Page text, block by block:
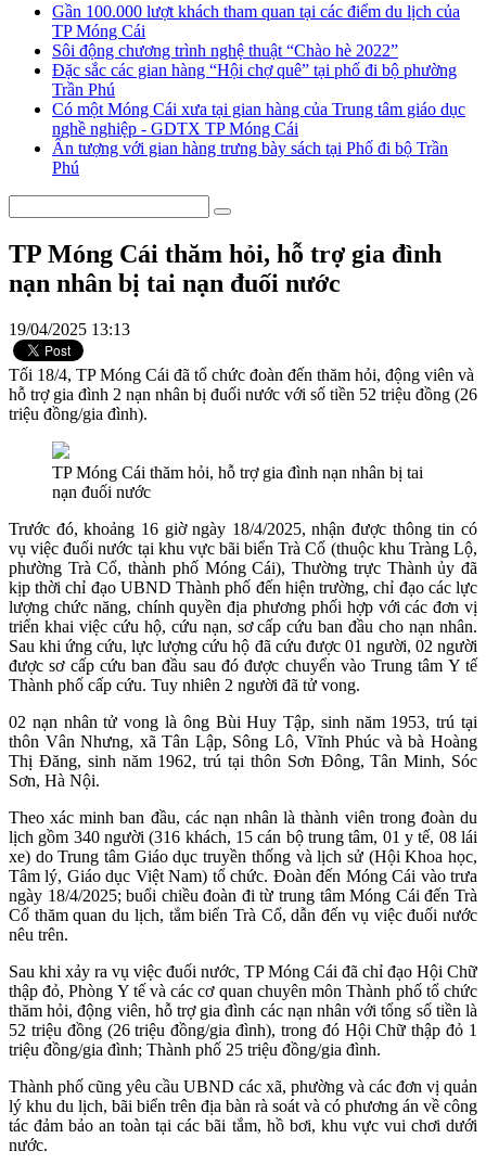
Gần 100.000 lượt khách tham quan tại các điểm du lịch của
TP Móng Cái
Sôi động chương trình nghệ thuật “Chào hè 2022”
Đặc sắc các gian hàng “Hội chợ quê” tại phố đi bộ phường
Trần Phú
Có một Móng Cái xưa tại gian hàng của Trung tâm giáo dục
nghề nghiệp - GDTX TP Móng Cái
Ấn tượng với gian hàng trưng bày sách tại Phố đi bộ Trần
Phú
TP Móng Cái thăm hỏi, hỗ trợ gia đình
nạn nhân bị tai nạn đuối nước
19/04/2025 13:13
Tối 18/4, TP Móng Cái đã tổ chức đoàn đến thăm hỏi, động viên và
hỗ trợ gia đình 2 nạn nhân bị đuối nước với số tiền 52 triệu đồng (26
triệu đồng/gia đình).
TP Móng Cái thăm hỏi, hỗ trợ gia đình nạn nhân bị tai
nạn đuối nước
Trước đó, khoảng 16 giờ ngày 18/4/2025, nhận được thông tin có
vụ việc đuối nước tại khu vực bãi biển Trà Cổ (thuộc khu Tràng Lộ,
phường Trà Cổ, thành phố Móng Cái), Thường trực Thành ủy đã
kịp thời chỉ đạo UBND Thành phố đến hiện trường, chỉ đạo các lực
lượng chức năng, chính quyền địa phương phối hợp với các đơn vị
triển khai việc cứu hộ, cứu nạn, sơ cấp cứu ban đầu cho nạn nhân.
Sau khi ứng cứu, lực lượng cứu hộ đã cứu được 01 người, 02 người
được sơ cấp cứu ban đầu sau đó được chuyển vào Trung tâm Y tế
Thành phố cấp cứu. Tuy nhiên 2 người đã tử vong.
02 nạn nhân tử vong là ông Bùi Huy Tập, sinh năm 1953, trú tại
thôn Vân Nhưng, xã Tân Lập, Sông Lô, Vĩnh Phúc và bà Hoàng
Thị Đăng, sinh năm 1962, trú tại thôn Sơn Đông, Tân Minh, Sóc
Sơn, Hà Nội.
Theo xác minh ban đầu, các nạn nhân là thành viên trong đoàn du
lịch gồm 340 người (316 khách, 15 cán bộ trung tâm, 01 y tế, 08 lái
xe) do Trung tâm Giáo dục truyền thống và lịch sử (Hội Khoa học,
Tâm lý, Giáo dục Việt Nam) tổ chức. Đoàn đến Móng Cái vào trưa
ngày 18/4/2025; buổi chiều đoàn đi từ trung tâm Móng Cái đến Trà
Cổ thăm quan du lịch, tắm biển Trà Cổ, dẫn đến vụ việc đuối nước
nêu trên.
Sau khi xảy ra vụ việc đuối nước, TP Móng Cái đã chỉ đạo Hội Chữ
thập đỏ, Phòng Y tế và các cơ quan chuyên môn Thành phố tổ chức
thăm hỏi, động viên, hỗ trợ gia đình các nạn nhân với tổng số tiền là
52 triệu đồng (26 triệu đồng/gia đình), trong đó Hội Chữ thập đỏ 1
triệu đồng/gia đình; Thành phố 25 triệu đồng/gia đình.
Thành phố cũng yêu cầu UBND các xã, phường và các đơn vị quản
lý khu du lịch, bãi biển trên địa bàn rà soát và có phương án về công
tác đảm bảo an toàn tại các bãi tắm, hồ bơi, khu vực vui chơi dưới
nước.